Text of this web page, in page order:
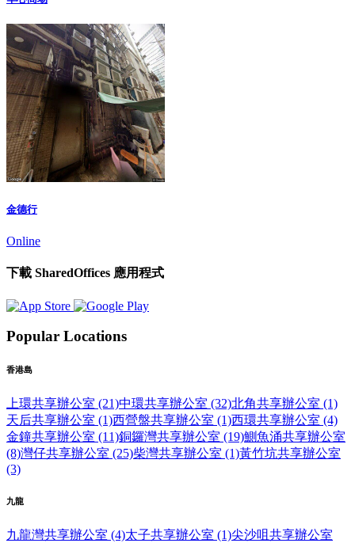
金德行
Online
下載 SharedOffices 應用程式
Popular Locations
香港島
上環共享辦公室 (21)中環共享辦公室 (32)北角共享辦公室 (1)
天后共享辦公室 (1)西營盤共享辦公室 (1)西環共享辦公室 (4)
金鐘共享辦公室 (11)銅鑼灣共享辦公室 (19)鰂魚涌共享辦公室
(8)灣仔共享辦公室 (25)柴灣共享辦公室 (1)黃竹坑共享辦公室
(3)
九龍
九龍灣共享辦公室 (4)太子共享辦公室 (1)尖沙咀共享辦公室